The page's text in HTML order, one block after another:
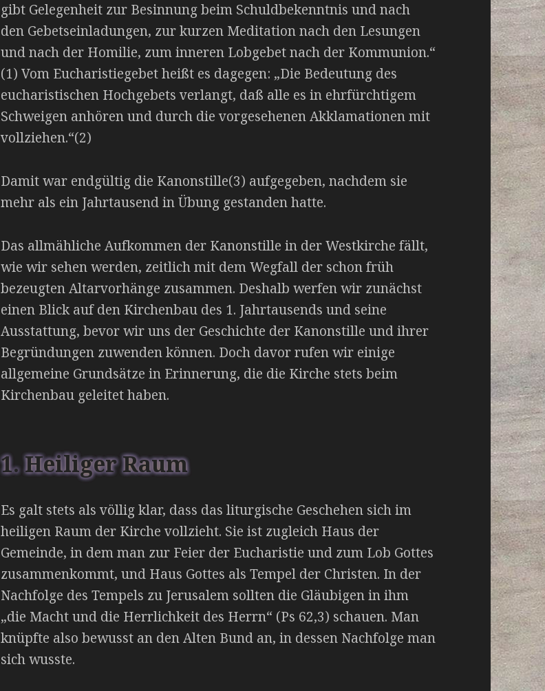
gibt Gelegenheit zur Besinnung beim Schuldbekenntnis und nach
den Gebetseinladungen, zur kurzen Meditation nach den Lesungen
und nach der Homilie, zum inneren Lobgebet nach der Kommunion.“
(1) Vom Eucharistiegebet heißt es dagegen: „Die Bedeutung des
eucharistischen Hochgebets verlangt, daß alle es in ehrfürchtigem
Schweigen anhören und durch die vorgesehenen Akklamationen mit
vollziehen.“(2)
Damit war endgültig die Kanonstille(3) aufgegeben, nachdem sie
mehr als ein Jahrtausend in Übung gestanden hatte.
Das allmähliche Aufkommen der Kanonstille in der Westkirche fällt,
wie wir sehen werden, zeitlich mit dem Wegfall der schon früh
bezeugten Altarvorhänge zusammen. Deshalb werfen wir zunächst
einen Blick auf den Kirchenbau des 1. Jahrtausends und seine
Ausstattung, bevor wir uns der Geschichte der Kanonstille und ihrer
Begründungen zuwenden können. Doch davor rufen wir einige
allgemeine Grundsätze in Erinnerung, die die Kirche stets beim
Kirchenbau geleitet haben.
1. Heiliger Raum
Es galt stets als völlig klar, dass das liturgische Geschehen sich im
heiligen Raum der Kirche vollzieht. Sie ist zugleich Haus der
Gemeinde, in dem man zur Feier der Eucharistie und zum Lob Gottes
zusammenkommt, und Haus Gottes als Tempel der Christen. In der
Nachfolge des Tempels zu Jerusalem sollten die Gläubigen in ihm
„die Macht und die Herrlichkeit des Herrn“ (Ps 62,3) schauen. Man
knüpfte also bewusst an den Alten Bund an, in dessen Nachfolge man
sich wusste.